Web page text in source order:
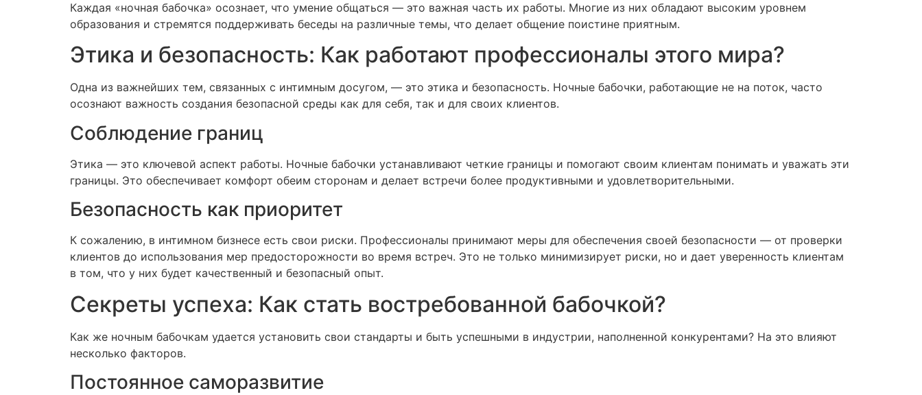
Каждая «ночная бабочка» осознает, что умение общаться — это важная часть их работы. Многие из них обладают высоким уровнем
образования и стремятся поддерживать беседы на различные темы, что делает общение поистине приятным.
Этика и безопасность: Как работают профессионалы этого мира?
Одна из важнейших тем, связанных с интимным досугом, — это этика и безопасность. Ночные бабочки, работающие не на поток, часто
осознают важность создания безопасной среды как для себя, так и для своих клиентов.
Соблюдение границ
Этика — это ключевой аспект работы. Ночные бабочки устанавливают четкие границы и помогают своим клиентам понимать и уважать эти
границы. Это обеспечивает комфорт обеим сторонам и делает встречи более продуктивными и удовлетворительными.
Безопасность как приоритет
К сожалению, в интимном бизнесе есть свои риски. Профессионалы принимают меры для обеспечения своей безопасности — от проверки
клиентов до использования мер предосторожности во время встреч. Это не только минимизирует риски, но и дает уверенность клиентам
в том, что у них будет качественный и безопасный опыт.
Секреты успеха: Как стать востребованной бабочкой?
Как же ночным бабочкам удается установить свои стандарты и быть успешными в индустрии, наполненной конкурентами? На это влияют
несколько факторов.
Постоянное саморазвитие